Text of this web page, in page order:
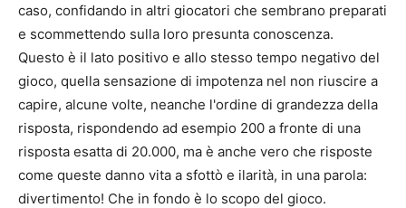
caso, confidando in altri giocatori che sembrano preparati
e scommettendo sulla loro presunta conoscenza.
Questo è il lato positivo e allo stesso tempo negativo del
gioco, quella sensazione di impotenza nel non riuscire a
capire, alcune volte, neanche l'ordine di grandezza della
risposta, rispondendo ad esempio 200 a fronte di una
risposta esatta di 20.000, ma è anche vero che risposte
come queste danno vita a sfottò e ilarità, in una parola:
divertimento! Che in fondo è lo scopo del gioco.